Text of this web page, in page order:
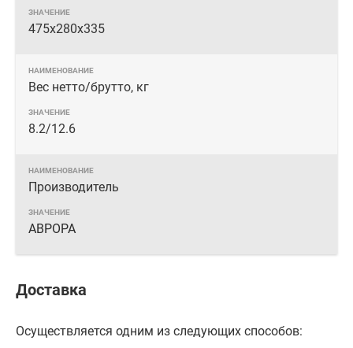
475х280х335
Вес нетто/брутто, кг
8.2/12.6
Производитель
АВРОРА
Доставка
Осуществляется одним из следующих способов: